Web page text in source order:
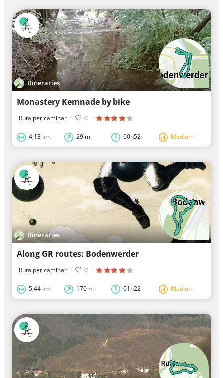
Itineraries
Monastery Kemnade by bike
Ruta per caminar · 0 ·
4,13 km 29 m 00h52 Medium
Itineraries
Along GR routes: Bodenwerder
Ruta per caminar · 0 ·
5,44 km 170 m 01h22 Medium